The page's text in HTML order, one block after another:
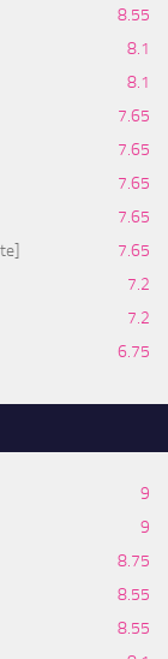
8.55
8.1
8.1
7.65
7.65
7.65
7.65
7.65
7.2
7.2
6.75
9
9
8.75
8.55
8.55